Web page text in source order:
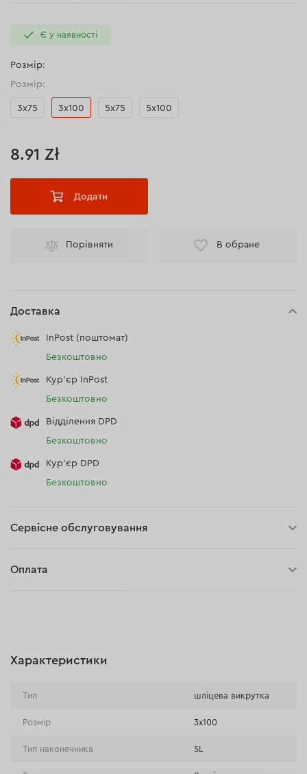
Є у наявності
Розмір:
Розмір:
3х75 3x100 5х75 5х100
8.91 Zł
Додати
Порівняти В обране
Доставка
InPost (поштомат)
Безкоштовно
Кур'єр InPost
Безкоштовно
Відділення DPD
Безкоштовно
Кур’єр DPD
Безкоштовно
Сервісне обслуговування
Оплата
Оплата на розрахунковий рахунок (Традиційний переказ)
Характеристики
Тип шліцева викрутка
Розмір 3x100
Тип наконечника SL